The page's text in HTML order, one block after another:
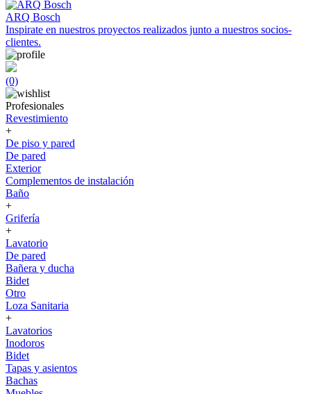
ARQ Bosch
Inspirate en nuestros proyectos realizados junto a nuestros socios-
clientes.
(0)
Profesionales
Revestimiento
+
De piso y pared
De pared
Exterior
Complementos de instalación
Baño
+
Grifería
+
Lavatorio
De pared
Bañera y ducha
Bidet
Otro
Loza Sanitaria
+
Lavatorios
Inodoros
Bidet
Tapas y asientos
Bachas